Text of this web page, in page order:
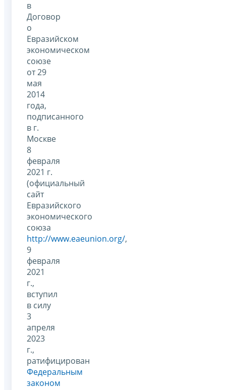
в
Договор
о
Евразийском
экономическом
союзе
от 29
мая
2014
года,
подписанного
в г.
Москве
8
февраля
2021 г.
(официальный
сайт
Евразийского
экономического
союза
http://www.eaeunion.org/,
9
февраля
2021
г.,
вступил
в силу
3
апреля
2023
г.,
ратифицирован
Федеральным
законом